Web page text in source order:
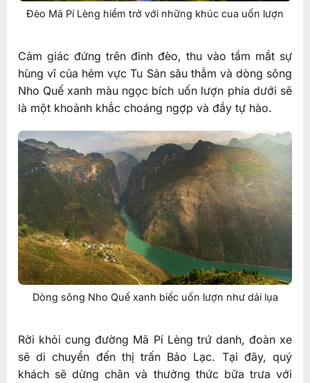
Đèo Mã Pí Lèng hiểm trở với những khúc cua uốn lượn
Cảm giác đứng trên đỉnh đèo, thu vào tầm mắt sự
hùng vĩ của hẻm vực Tu Sản sâu thẳm và dòng sông
Nho Quế xanh màu ngọc bích uốn lượn phía dưới sẽ
là một khoảnh khắc choáng ngợp và đầy tự hào.
Dòng sông Nho Quế xanh biếc uốn lượn như dải lụa
Rời khỏi cung đường Mã Pí Lèng trứ danh, đoàn xe
sẽ di chuyển đến thị trấn Bảo Lạc. Tại đây, quý
khách sẽ dừng chân và thưởng thức bữa trưa với